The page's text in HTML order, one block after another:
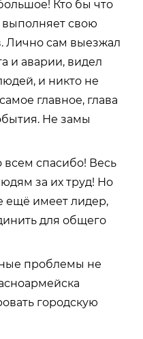
Кто бы что
выполняет свою
Лично сам выезжал
и аварии, видел
и никто не
главное, глава
Не замы
всем спасибо! Весь
за их труд! Но
ещё имеет лидер,
для общего
проблемы не
городскую